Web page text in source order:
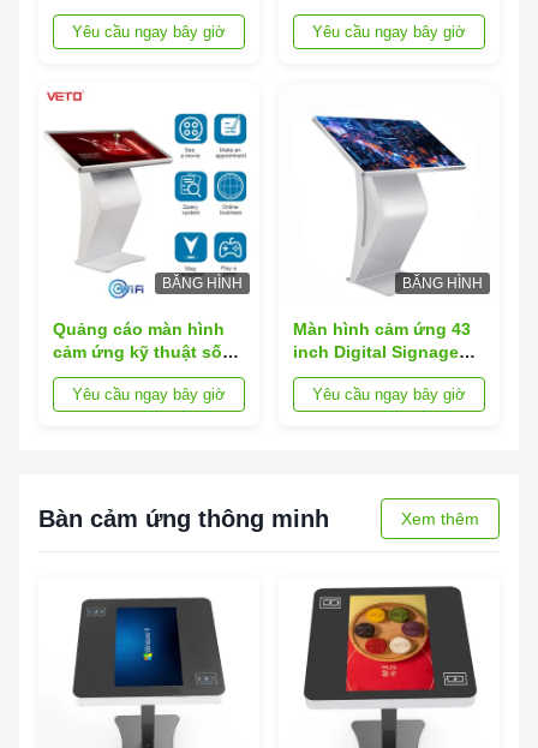
Yêu cầu ngay bây giờ
trong nhà
Yêu cầu ngay bây giờ
BĂNG HÌNH
Quảng cáo màn hình
cảm ứng kỹ thuật số
Kiosk tự phục vụ
Yêu cầu ngay bây giờ
BĂNG HÌNH
Màn hình cảm ứng 43
inch Digital Signage
Kiosk Floor Standing
Horizontal Interactive
Yêu cầu ngay bây giờ
Bàn cảm ứng thông minh Xem thêm